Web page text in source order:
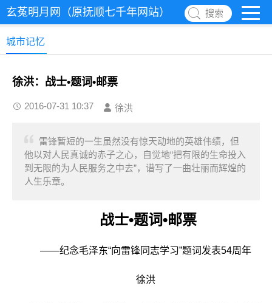
玄菟明月网（原抚顺七千年网站） 搜索
城市记忆
徐洪：战士•题词•邮票
2016-07-31 10:37 徐洪
雷锋暂短的一生虽然没有惊天动地的英雄伟绩，但
他以对人民真诚的赤子之心，自觉地“把有限的生命投入
到无限的为人民服务之中去”，谱写了一曲壮丽而辉煌的
人生乐章。
战士•题词•邮票
——纪念毛泽东“向雷锋同志学习”题词发表54周年
徐洪